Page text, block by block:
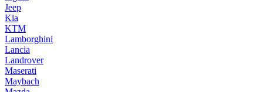
Jeep
Kia
KTM
Lamborghini
Lancia
Landrover
Maserati
Maybach